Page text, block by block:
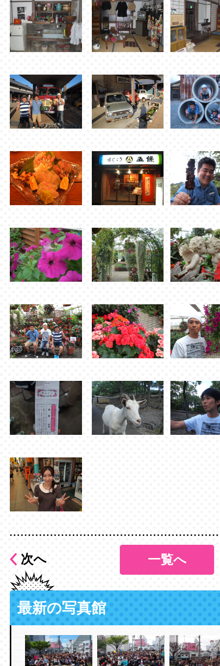
次へ 一覧へ
最新の写真館